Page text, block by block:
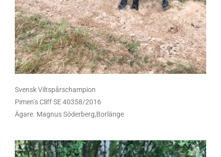
Svensk Viltspårschampion
Pimen’s Cliff SE 40358/2016
Ägare. Magnus Söderberg,Borlänge